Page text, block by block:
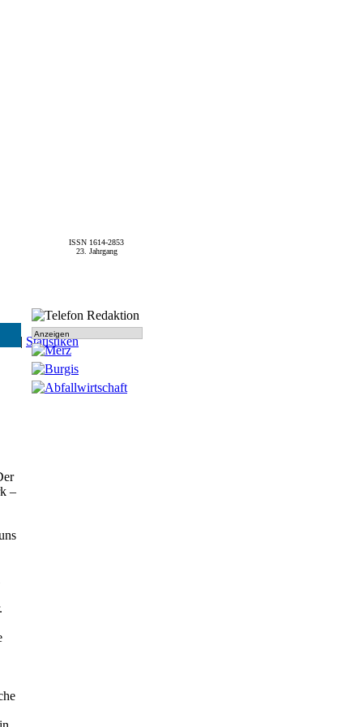
–
Anzeigen
ISSN 1614-2853
23. Jahrgang
| Statistiken